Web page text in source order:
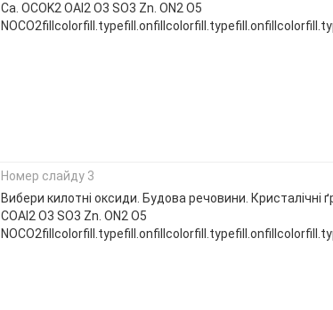
Ca. OCOK2 OAl2 O3 SO3 Zn. ON2 O5
Номер слайду 3
Вибери килотні оксиди. Будова речовини. Кристалічні
COAl2 O3 SO3 Zn. ON2 O5